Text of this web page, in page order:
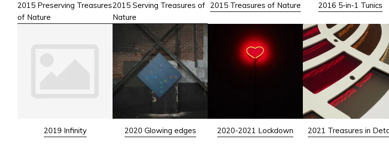
2015 Preserving Treasures
of Nature
2015 Serving Treasures of
Nature
2015 Treasures of Nature 2016 5-in-1 Tunics
2019 Infinity 2020 Glowing edges 2020-2021 Lockdown 2021 Treasures in